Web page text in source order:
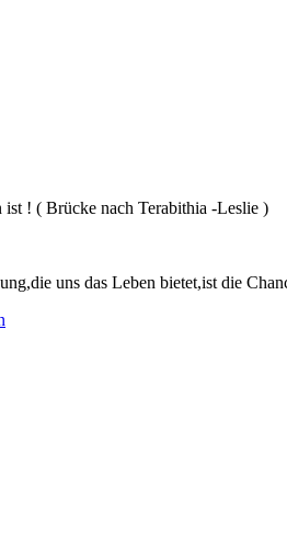
ist ! ( Brücke nach Terabithia -Leslie )
uns das Leben bietet,ist die